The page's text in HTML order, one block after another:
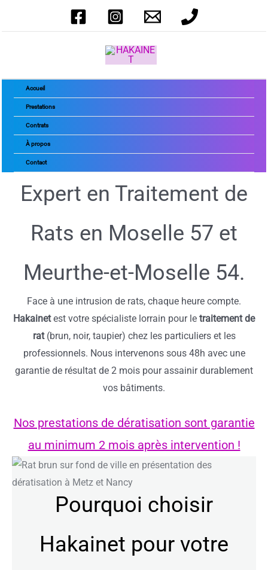
Accueil
Prestations
Contrats
À propos
Contact
Expert en Traitement de
Rats en Moselle 57 et
Meurthe-et-Moselle 54.
Face à une intrusion de rats, chaque heure compte.
Hakainetest votre spécialiste lorrain pour le traitement de
rat(brun, noir, taupier) chez les particuliers et les
professionnels. Nous intervenons sous 48h avec une
garantie de résultat de 2 mois pour assainir durablement
vos bâtiments.
Nos prestations de dératisation sont garantie
au minimum 2 mois après intervention !
Pourquoi choisir
Hakainet pour votre